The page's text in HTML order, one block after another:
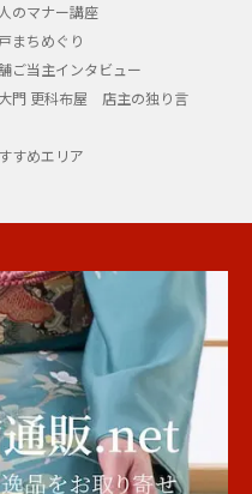
のマナー講座
まちめぐり
ご当主インタビュー
門 更科布屋 店主の独り言
すめエリア